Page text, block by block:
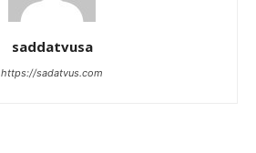
saddatvusa
https://sadatvus.com